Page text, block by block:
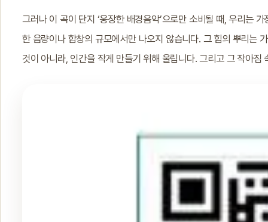
그러나 이 곡이 단지 ‘웅장한 배경음악’으로만 소비될 때, 우리는
한 음량이나 합창의 규모에서만 나오지 않습니다. 그 힘의 뿌리는
것이 아니라, 인간을 작게 만들기 위해 울립니다. 그리고 그 작아